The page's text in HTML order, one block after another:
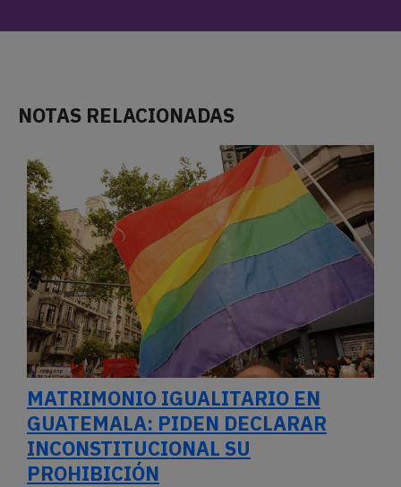
NOTAS RELACIONADAS
MATRIMONIO IGUALITARIO EN
GUATEMALA: PIDEN DECLARAR
INCONSTITUCIONAL SU
PROHIBICIÓN